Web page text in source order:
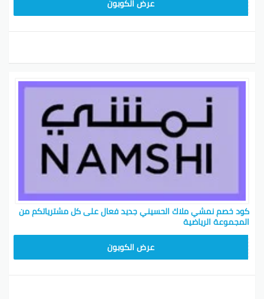
عرض الكوبون
كود خصم نمشي ملاك الحسيني جديد فعال على كل مشترياتكم من
المجموعة الرياضية
عرض الكوبون